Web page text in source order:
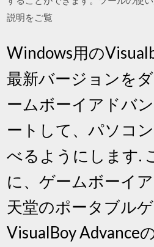
説明をご覧
Windows用の
最新バージョンを
ームボーイアドバ
ートして、パソコ
べるようにします.
に、ゲームボーイ
天堂のポータブルゲ
VisualBoy Advance